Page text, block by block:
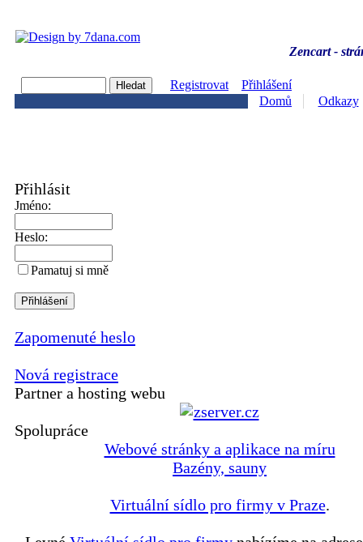
Zencart -
Registrovat
Přihlášení
Domů
Odkazy
Přihlásit
Jméno:
Heslo:
Pamatuj si mně
Zapomenuté heslo
Nová registrace
Partner a hosting webu
Spolupráce
Webové stránky a aplikace na míru
Bazény, sauny
Virtuální sídlo pro firmy v Praze.